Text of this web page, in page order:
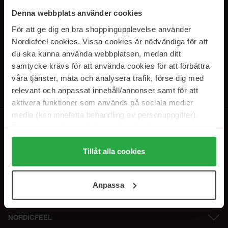
Denna webbplats använder cookies
För att ge dig en bra shoppingupplevelse använder
Nordicfeel cookies. Vissa cookies är nödvändiga för att
du ska kunna använda webbplatsen, medan ditt
samtycke krävs för att använda cookies för att förbättra
våra tjänster, mäta och analysera trafik, förse dig med
relevant och anpassat innehåll/annonser samt för att
aktivera funktioner som används på sociala medier
media (kan innefatta behandling av personuppgifter).
Genom att trycka på "Tillåt alla cookies" accepterar du
alla cookies, medan du under "Detaljer" kan anpassa
användningen av cookies. Du kan när som helst återkalla
samt vår Integritetspolicy.
Tillåt alla cookies
Anpassa
SUBSCRIBE TO OUR
NEWSLETTER
Sähköposti
Tilaamalla hyväksyttietosuojakäytäntömme. Peruuta tilaus milloin
NORDICFEEL